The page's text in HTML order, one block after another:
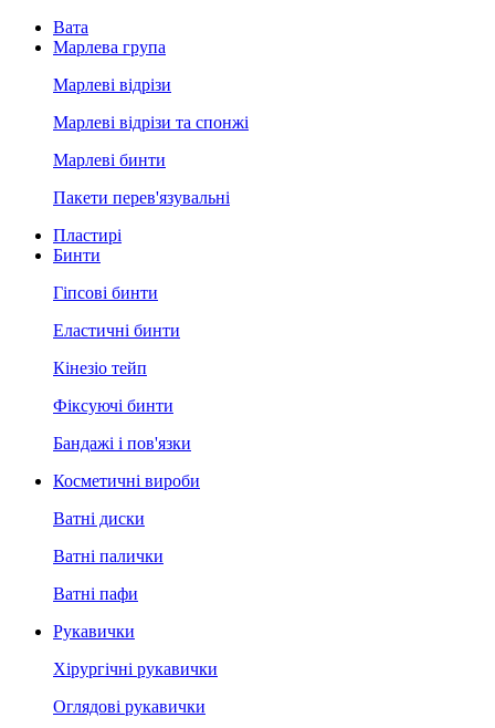
Вата
Марлева група
Марлеві відрізи
Марлеві відрізи та спонжі
Марлеві бинти
Пакети перев'язувальні
Пластирі
Бинти
Гіпсові бинти
Еластичні бинти
Кінезіо тейп
Фіксуючі бинти
Бандажі і пов'язки
Косметичні вироби
Ватні диски
Ватні палички
Ватні пафи
Рукавички
Хірургічні рукавички
Оглядові рукавички